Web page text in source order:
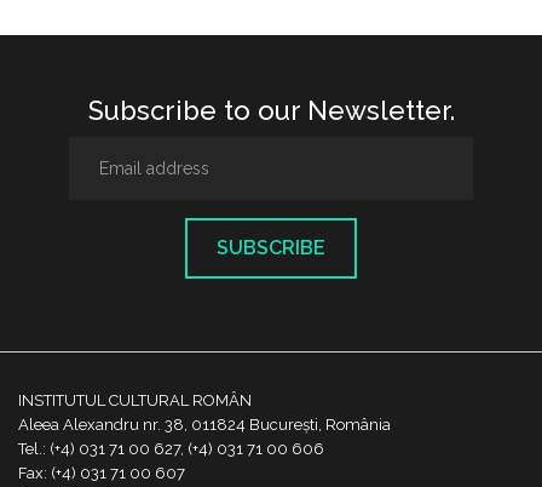
Subscribe to our Newsletter.
SUBSCRIBE
INSTITUTUL CULTURAL ROMÂN
Aleea Alexandru nr. 38, 011824 București, România
Tel.: (+4) 031 71 00 627, (+4) 031 71 00 606
Fax: (+4) 031 71 00 607